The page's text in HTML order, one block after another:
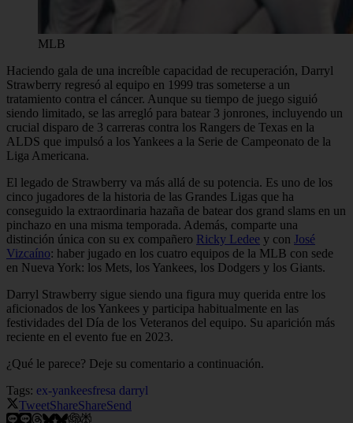
MLB
Haciendo gala de una increíble capacidad de recuperación, Darryl
Strawberry regresó al equipo en 1999 tras someterse a un
tratamiento contra el cáncer. Aunque su tiempo de juego siguió
siendo limitado, se las arregló para batear 3 jonrones, incluyendo un
crucial disparo de 3 carreras contra los Rangers de Texas en la
ALDS que impulsó a los Yankees a la Serie de Campeonato de la
Liga Americana.
El legado de Strawberry va más allá de su potencia. Es uno de los
cinco jugadores de la historia de las Grandes Ligas que ha
conseguido la extraordinaria hazaña de batear dos grand slams en un
pinchazo en una misma temporada. Además, comparte una
distinción única con su ex compañero Ricky Ledee y con José
Vizcaíno: haber jugado en los cuatro equipos de la MLB con sede
en Nueva York: los Mets, los Yankees, los Dodgers y los Giants.
Darryl Strawberry sigue siendo una figura muy querida entre los
aficionados de los Yankees y participa habitualmente en las
festividades del Día de los Veteranos del equipo. Su aparición más
reciente en el evento fue en 2023.
¿Qué le parece? Deje su comentario a continuación.
Tags: ex-yankeesfresa darryl
TweetShareShareSend